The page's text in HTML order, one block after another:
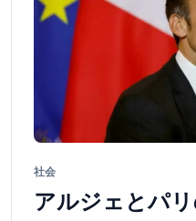
社会
アルジェとパ